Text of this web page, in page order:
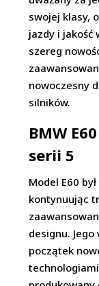
swojej klasy,
jazdy i jakość
szereg
nowoczesny
silników.
BMW
serii 5
Model E60 był
kontynuując
designu.
początek